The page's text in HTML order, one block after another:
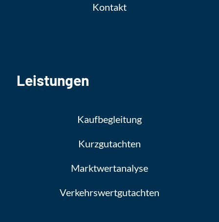
Kontakt
Leistungen
Kaufbegleitung
Kurzgutachten
Marktwert­analyse
Verkehrswert­gutachten